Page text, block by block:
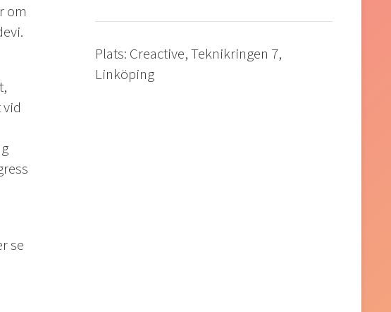
om
se
Plats: Creactive, Teknikringen 7,
Linköping